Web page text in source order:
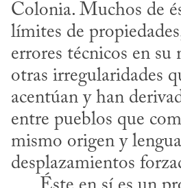
Colonia. Muchos de
límites de
errores técnicos en su
otras irregularidades
acentúan y han
entre pueblos que
mismo origen y
desplazamientos